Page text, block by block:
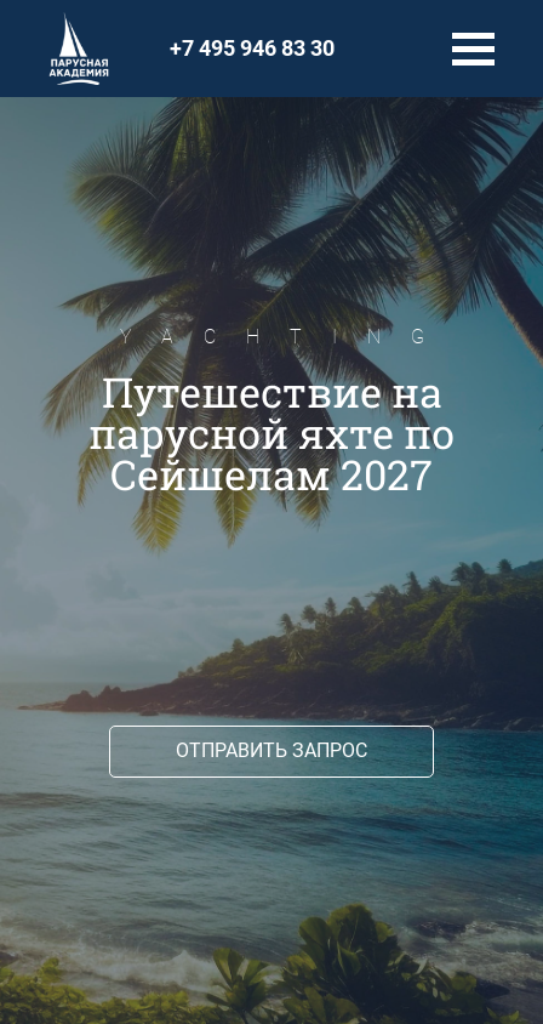
+7 495 946 83 30
YACHTING
Путешествие на
парусной яхте по
Сейшелам 2027
ОТПРАВИТЬ ЗАПРОС